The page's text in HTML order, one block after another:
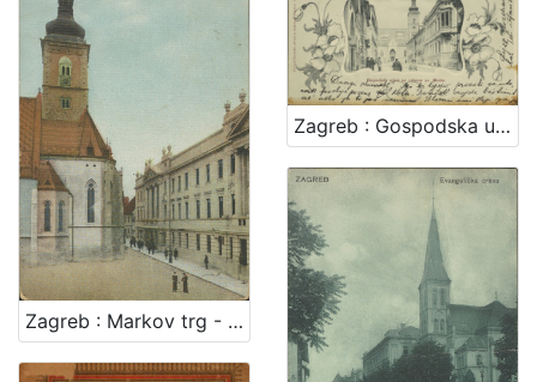
Zagreb : Markov trg - Kr. sabor
Zagreb : Gospodska ulica sa crkvom sv. Marka